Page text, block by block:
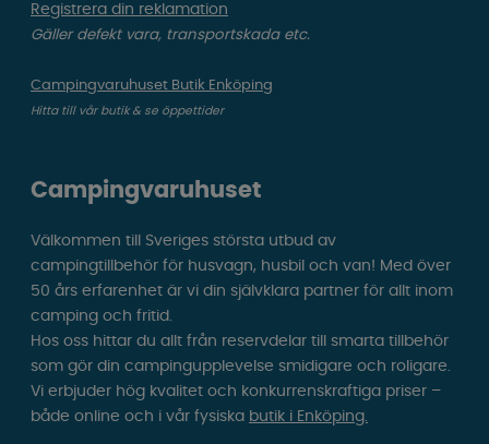
Registrera din reklamation
Gäller defekt vara, transportskada etc.
Campingvaruhuset Butik Enköping
Hitta till vår butik & se öppettider
Campingvaruhuset
Välkommen till Sveriges största utbud av
campingtillbehör för husvagn, husbil och van! Med över
50 års erfarenhet är vi din självklara partner för allt inom
camping och fritid.
Hos oss hittar du allt från reservdelar till smarta tillbehör
som gör din campingupplevelse smidigare och roligare.
Vi erbjuder hög kvalitet och konkurrenskraftiga priser –
både online och i vår fysiska butik i Enköping.